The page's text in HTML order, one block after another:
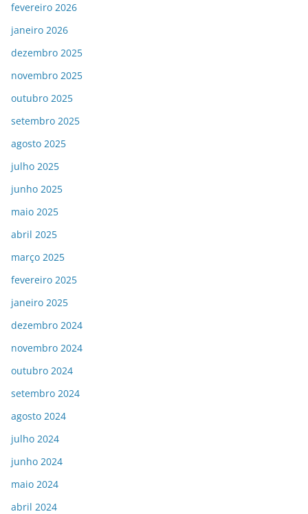
fevereiro 2026
janeiro 2026
dezembro 2025
novembro 2025
outubro 2025
setembro 2025
agosto 2025
julho 2025
junho 2025
maio 2025
abril 2025
março 2025
fevereiro 2025
janeiro 2025
dezembro 2024
novembro 2024
outubro 2024
setembro 2024
agosto 2024
julho 2024
junho 2024
maio 2024
abril 2024